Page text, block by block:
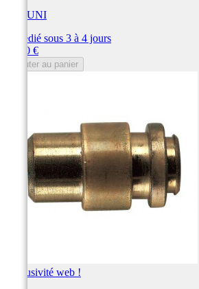
MIKUNI
Expédié sous 3 à 4 jours
33,60 €
Ajouter au panier
Exclusivité web !